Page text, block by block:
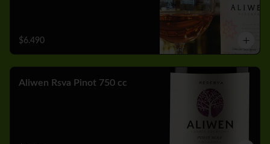
$6.490
Aliwen Rsva Pinot 750 cc